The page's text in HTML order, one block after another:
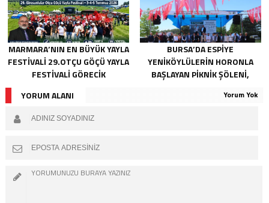
MARMARA’NIN EN BÜYÜK YAYLA
FESTIVALI 29.OTÇU GÖÇÜ YAYLA
FESTIVALI GÖRECIK
BURSA’DA ESPIYE
YENIKÖYLÜLERIN HORONLA
BAŞLAYAN PIKNIK ŞÖLENI,
YORUM ALANI Yorum Yok